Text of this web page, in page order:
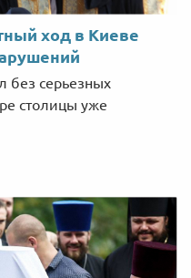
ход в Киеве
без серьезных
столицы уже